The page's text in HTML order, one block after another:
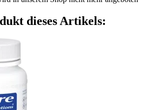
dieses Artikels: